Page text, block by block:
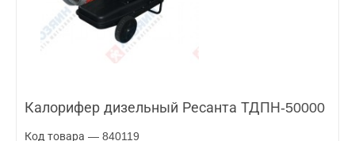
Калорифер дизельный Ресанта ТДПН-50000
Код товара — 840119